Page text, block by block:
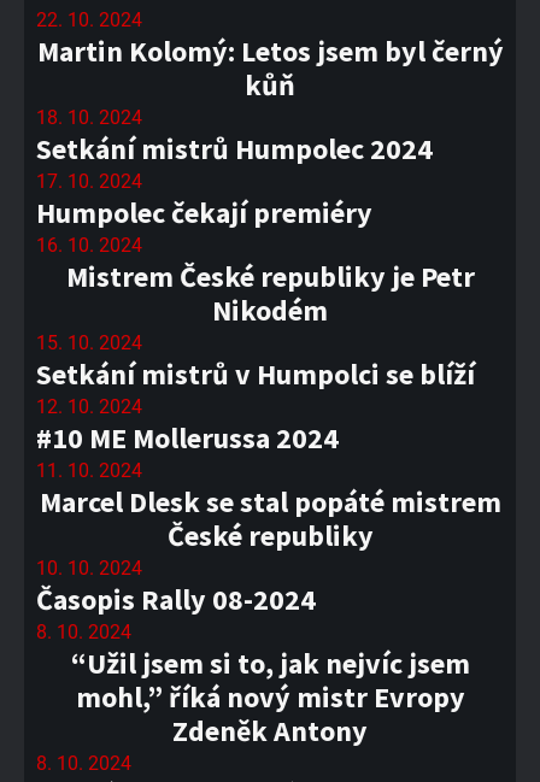
22. 10. 2024
Martin Kolomý: Letos jsem byl černý
kůň
18. 10. 2024
Setkání mistrů Humpolec 2024
17. 10. 2024
Humpolec čekají premiéry
16. 10. 2024
Mistrem České republiky je Petr
Nikodém
15. 10. 2024
Setkání mistrů v Humpolci se blíží
12. 10. 2024
#10 ME Mollerussa 2024
11. 10. 2024
Marcel Dlesk se stal popáté mistrem
České republiky
10. 10. 2024
Časopis Rally 08-2024
8. 10. 2024
“Užil jsem si to, jak nejvíc jsem
mohl,” říká nový mistr Evropy
Zdeněk Antony
8. 10. 2024